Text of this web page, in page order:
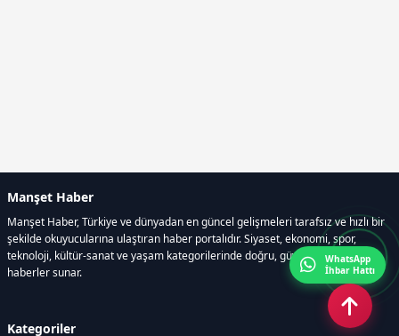
Manşet Haber
Manşet Haber, Türkiye ve dünyadan en güncel gelişmeleri tarafsız ve hızlı bir
şekilde okuyucularına ulaştıran haber portalıdır. Siyaset, ekonomi, spor,
teknoloji, kültür-sanat ve yaşam kategorilerinde doğru, güvenilir ve anlık
haberler sunar.
Kategoriler
WhatsApp
İhbar Hattı